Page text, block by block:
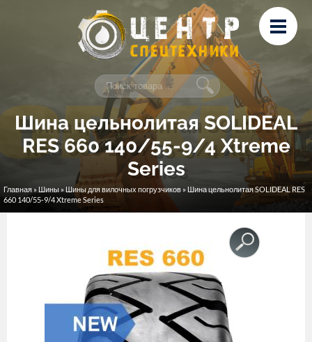
Перейти к основному содержанию
Лизинг
Сервис и ремонт
Контакты
Шина цельнолитая SOLIDEAL
RES 660 140/55-9/4 Xtreme
Series
Вы здесь
Главная » Шины » Шины для вилочных погрузчиков » Шина цельнолитая SOLIDEAL RES
660 140/55-9/4 Xtreme Series